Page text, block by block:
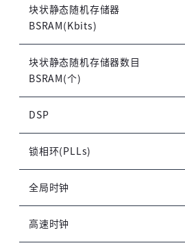
块状静态随机存储器
BSRAM(Kbits)
块状静态随机存储器数目
BSRAM(个)
DSP
锁相环(PLLs)
全局时钟
高速时钟